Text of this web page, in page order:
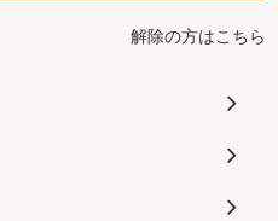
解除の方はこちら